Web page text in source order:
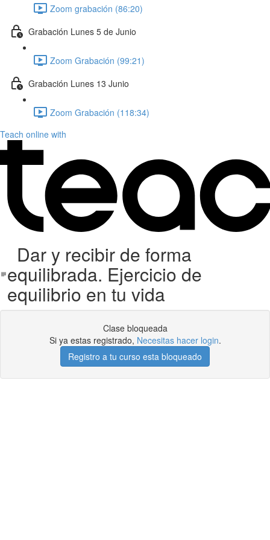
Zoom grabación (86:20)
Grabación Lunes 5 de Junio
Zoom Grabación (99:21)
Grabación Lunes 13 Junio
Zoom Grabación (118:34)
Teach online with
Dar y recibir de forma
equilibrada. Ejercicio de
equilibrio en tu vida
Clase bloqueada
Si ya estas registrado, Necesitas hacer login.
Registro a tu curso esta bloqueado